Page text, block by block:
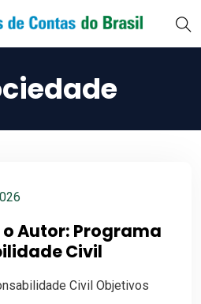
Autor: Programa
Civil
Civil Objetivos